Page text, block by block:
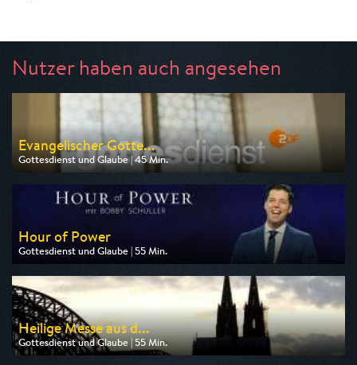
Nutzer haben auch angesehen
Evangelischer Gotte...
Gottesdienst und Glaube | 45 Min.
Ausgestrahlt von ZDF
am 09.08.2026, 09:30
Hour of Power
Gottesdienst und Glaube | 55 Min.
Ausgestrahlt von Tele 5
am 08.08.2026, 06:00
Heilige Messe aus d...
Gottesdienst und Glaube | 55 Min.
Ausgestrahlt von Bibel TV